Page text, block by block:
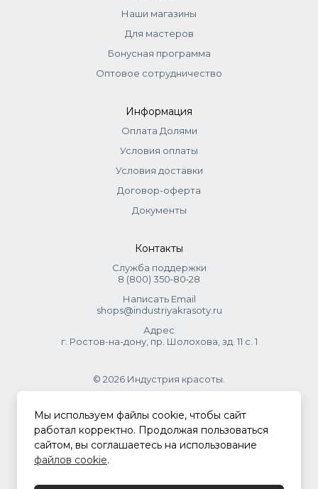
Наши магазины
Для мастеров
Бонусная программа
Оптовое сотрудничество
Информация
Оплата Долями
Условия оплаты
Условия доставки
Договор-оферта
Документы
Контакты
Служба поддержки
8 (800) 350‑80‑28
Написать Email
shops@industriyakrasoty.ru
Адрес
г. Ростов-на-дону, пр. Шолохова, зд. 11 с. 1
© 2026 Индустрия красоты.
.
Политика конфиденциальности
Мы используем файлы cookie, чтобы сайт
работал корректно. Продолжая пользоваться
сайтом, вы соглашаетесь на использование
файлов cookie.